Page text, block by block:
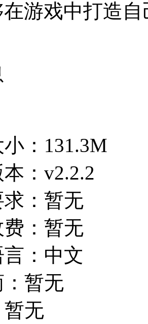
游戏中打造
： 131.3M
： v2.2.2
： 暂无
： 暂无
： 中文
暂无
暂无